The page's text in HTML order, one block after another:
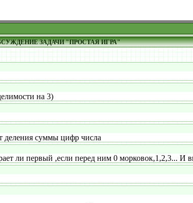
ЗАДАЧИ "ПРОСТАЯ ИГРА"
на 3)
деления суммы цифр числа
ли первый ,если перед ним 0 морковок,1,2,3... И